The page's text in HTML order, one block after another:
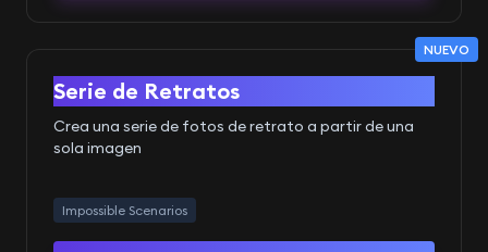
NUEVO
Antes Después
Serie de Retratos
Crea una serie de fotos de retrato a partir de una
sola imagen
Impossible Scenarios